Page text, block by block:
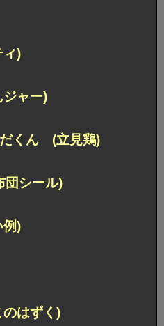
)
ャー)
だくん (立見鶏)
シール)
)
はずく)